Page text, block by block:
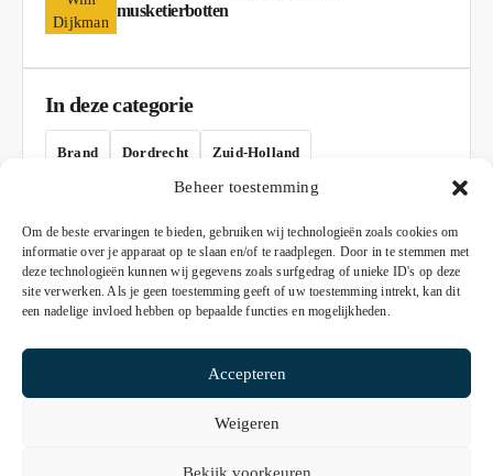
Beheer toestemming
Om de beste ervaringen te bieden, gebruiken wij technologieën zoals cookies om
informatie over je apparaat op te slaan en/of te raadplegen. Door in te stemmen met
deze technologieën kunnen wij gegevens zoals surfgedrag of unieke ID's op deze
site verwerken. Als je geen toestemming geeft of uw toestemming intrekt, kan dit
een nadelige invloed hebben op bepaalde functies en mogelijkheden.
Accepteren
Weigeren
Bekijk voorkeuren
musketierbotten
In deze categorie
Brand Dordrecht Zuid-Holland